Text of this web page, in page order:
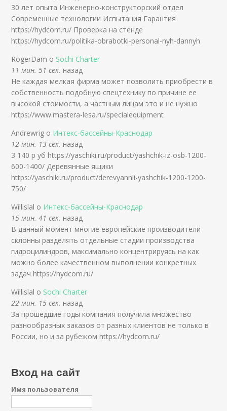
30 лет опыта Инженерно-конструкторский отдел
Современные технологии Испытания Гарантия
https://hydcom.ru/ Проверка на стенде
https://hydcom.ru/politika-obrabotki-personal-nyh-dannyh
RogerDam о Sochi Charter
11 мин. 51 сек. назад
Не каждая мелкая фирма может позволить приобрести в
собственность подобную спецтехнику по причине ее
высокой стоимости, а частным лицам это и не нужно
https://www.mastera-lesa.ru/specialequipment
Andrewrig о Интекс-бассейны-Краснодар
12 мин. 13 сек. назад
3 140 р уб https://yaschiki.ru/product/yashchik-iz-osb-1200-
600-1400/ Деревянные ящики
https://yaschiki.ru/product/derevyannii-yashchik-1200-1200-
750/
Willislal о Интекс-бассейны-Краснодар
15 мин. 41 сек. назад
В данный момент многие европейские производители
склонны разделять отдельные стадии производства
гидроцилиндров, максимально концентрируясь на как
можно более качественном выполнении конкретных
задач https://hydcom.ru/
Willislal о Sochi Charter
22 мин. 15 сек. назад
За прошедшие годы компания получила множество
разнообразных заказов от разных клиентов не только в
России, но и за рубежом https://hydcom.ru/
Вход на сайт
Имя пользователя